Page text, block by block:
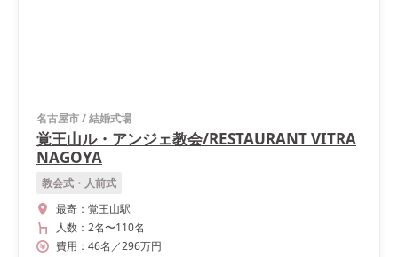
名古屋市/結婚式場
覚王山ル・アンジェ教会/RESTAURANT VITRA
NAGOYA
教会式・人前式
最寄： 覚王山駅
人数： 2名〜110名
費用： 46名 ／296万円